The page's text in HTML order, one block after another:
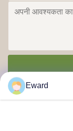
Eward